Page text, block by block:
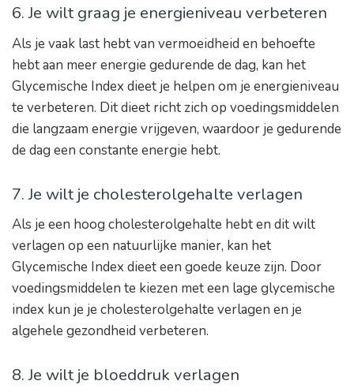
6. Je wilt graag je energieniveau verbeteren
Als je vaak last hebt van vermoeidheid en behoefte
hebt aan meer energie gedurende de dag, kan het
Glycemische Index dieet je helpen om je energieniveau
te verbeteren. Dit dieet richt zich op voedingsmiddelen
die langzaam energie vrijgeven, waardoor je gedurende
de dag een constante energie hebt.
7. Je wilt je cholesterolgehalte verlagen
Als je een hoog cholesterolgehalte hebt en dit wilt
verlagen op een natuurlijke manier, kan het
Glycemische Index dieet een goede keuze zijn. Door
voedingsmiddelen te kiezen met een lage glycemische
index kun je je cholesterolgehalte verlagen en je
algehele gezondheid verbeteren.
8. Je wilt je bloeddruk verlagen